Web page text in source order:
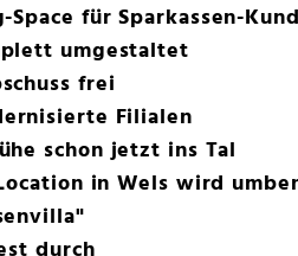
für Sparkassen-
umgestaltet
frei
Filialen
schon jetzt ins Tal
in Wels wird